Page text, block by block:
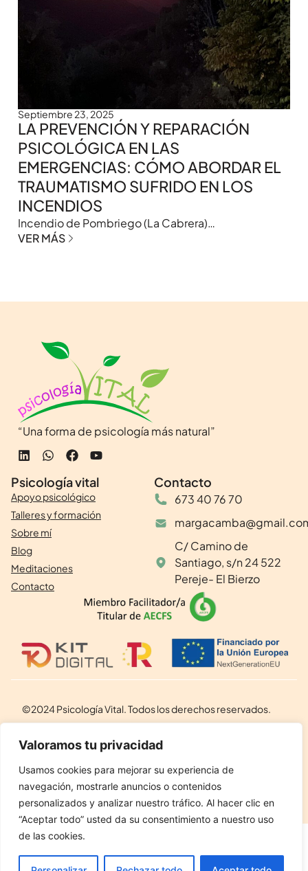
Valoramos tu privacidad
Usamos cookies para mejorar su experiencia de
navegación, mostrarle anuncios o contenidos
personalizados y analizar nuestro tráfico. Al hacer clic en
“Aceptar todo” usted da su consentimiento a nuestro uso
de las cookies.
Septiembre 23, 2025
LA PREVENCIÓN Y REPARACIÓN
PSICOLÓGICA EN LAS
EMERGENCIAS: CÓMO ABORDAR EL
TRAUMATISMO SUFRIDO EN LOS
INCENDIOS
Incendio de Pombriego (La Cabrera)…
VER MÁS
“Una forma de psicología más natural”
Psicología vital
Apoyo psicológico
Talleres y formación
Sobre mí
Blog
Meditaciones
Contacto
Contacto
673 40 76 70
C/ Camino de
Santiago, s/n 24 522
Pereje- El Bierzo
©2024 Psicología Vital. Todos los derechos reservados.
Aviso legal
Política de privacidad
Política de cookies
ES